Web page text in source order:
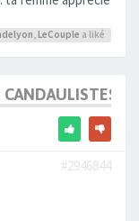
, LeCouple a liké
CANDAULISTES
#2946844